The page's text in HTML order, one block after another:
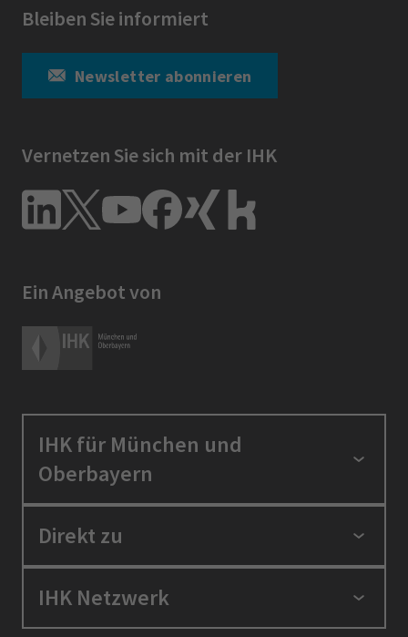
Bleiben Sie informiert
Newsletter abonnieren
Vernetzen Sie sich mit der IHK
Ein Angebot von
IHK für München und
Oberbayern
Standortpolitik
Berufszugang
Direkt zu
Positionen
IHK Netzwerk